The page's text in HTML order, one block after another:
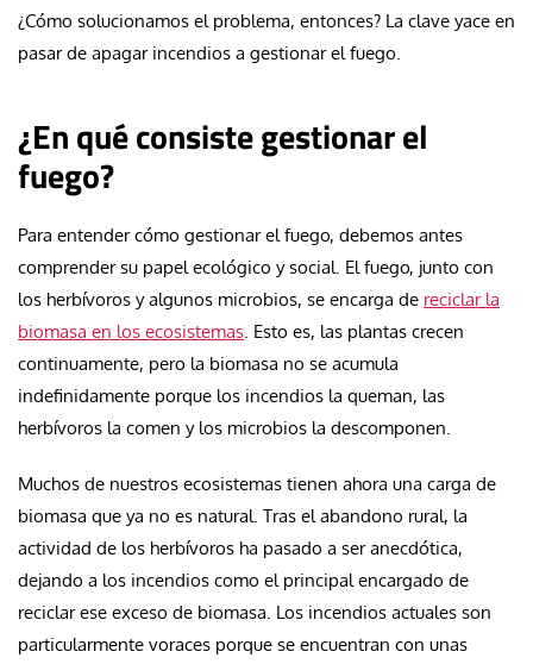
¿Cómo solucionamos el problema, entonces? La clave yace en
pasar de apagar incendios a gestionar el fuego.
¿En qué consiste gestionar el
fuego?
Para entender cómo gestionar el fuego, debemos antes
comprender su papel ecológico y social. El fuego, junto con
los herbívoros y algunos microbios, se encarga de reciclar la
biomasa en los ecosistemas. Esto es, las plantas crecen
continuamente, pero la biomasa no se acumula
indefinidamente porque los incendios la queman, las
herbívoros la comen y los microbios la descomponen.
Muchos de nuestros ecosistemas tienen ahora una carga de
biomasa que ya no es natural. Tras el abandono rural, la
actividad de los herbívoros ha pasado a ser anecdótica,
dejando a los incendios como el principal encargado de
reciclar ese exceso de biomasa. Los incendios actuales son
particularmente voraces porque se encuentran con unas